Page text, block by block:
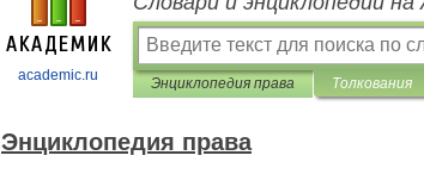
academic.ru Энциклопедия права Толкования
Энциклопедия права